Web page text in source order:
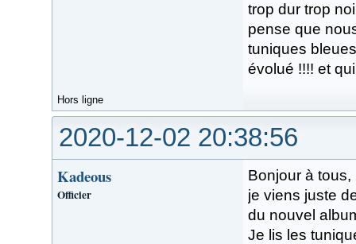
trop dur trop
pense que
tuniques
évolué !!!! et
Hors ligne
2020-12-02 20:38:56
Kadeous
Officier
Bonjour à tous,
je viens juste
du nouvel
Je lis les